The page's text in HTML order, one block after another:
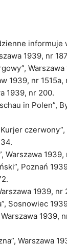
informuje
1939, nr
Warszawa
1939, nr
1939, nr 200.
in Polen”,
Warszawa 1939,
Poznań
1939,
Sosnowiec
Warszawa 1939,
Warszawa